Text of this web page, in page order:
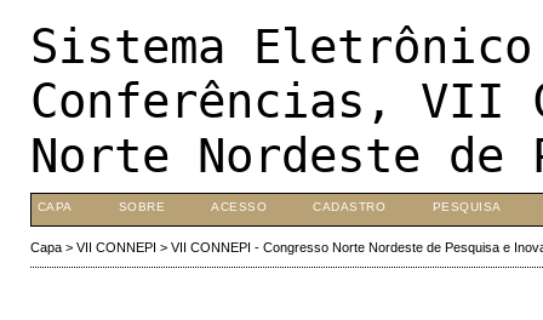
Sistema
Conferências, VII
Norte Nordeste de
CAPA SOBRE ACESSO CADASTRO PESQUISA
Capa> VII CONNEPI > VII CONNEPI - Congresso Norte Nordeste de Pesquisa e